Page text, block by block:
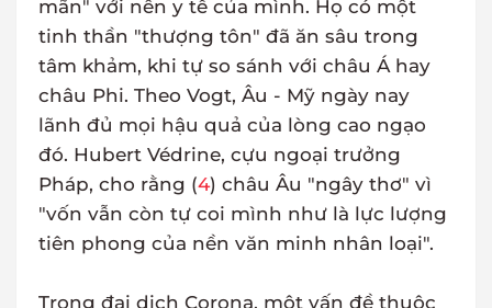
mãn" với nên y tế của mình. Họ có một
tinh thần "thượng tôn" đã ăn sâu trong
tâm khảm, khi tự so sánh với châu Á hay
châu Phi. Theo Vogt, Âu - Mỹ ngày nay
lãnh đủ mọi hậu quả của lòng cao ngạo
đó. Hubert Védrine, cựu ngoại trưởng
Pháp, cho rằng (4) châu Âu "ngây thơ" vì
"vốn vẫn còn tự coi mình như là lực lượng
tiên phong của nền văn minh nhân loại".
Trong đại dịch Corona, một vấn đề thuộc